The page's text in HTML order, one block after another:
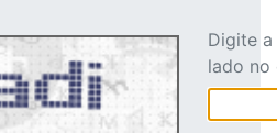
Digite
lado no